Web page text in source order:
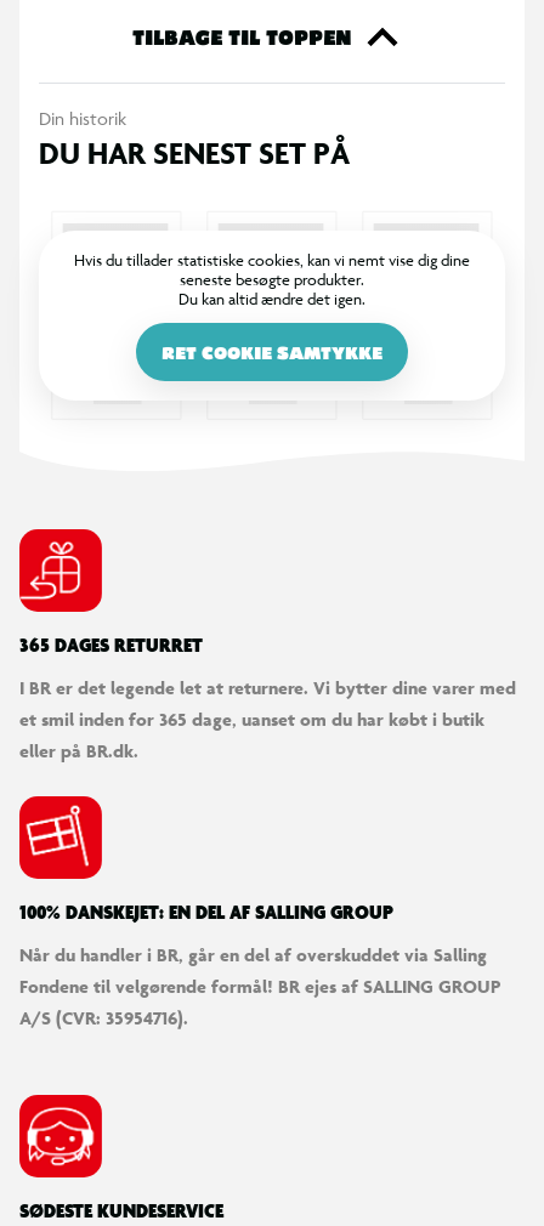
I BR er det legende let at returnere. Vi bytter dine varer med
et smil inden for 365 dage, uanset om du har købt i butik
100% DANSKEJET: EN DEL AF SALLING GROUP
Når du handler i BR, går en del af overskuddet via Salling
Vi er klar til at hjælpe dig! Du kan kontakte os via e-mail
eller få hjælp via chat og telefon for endnu hurtigere
betjening.
KUNDESERVICE
Kontakt os
Levering
Ordrestatus
Bestilling, betaling & gavekort
Handelsbetingelser